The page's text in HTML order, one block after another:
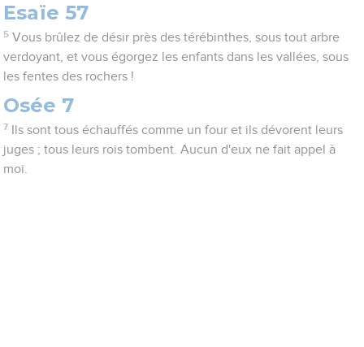
Esaïe 57
5 Vous brûlez de désir près des térébinthes, sous tout arbre
verdoyant, et vous égorgez les enfants dans les vallées, sous
les fentes des rochers !
Osée 7
7
Ils sont tous échauffés comme un four et ils dévorent leurs
juges ; tous leurs rois tombent. Aucun d'eux ne fait appel à
moi.